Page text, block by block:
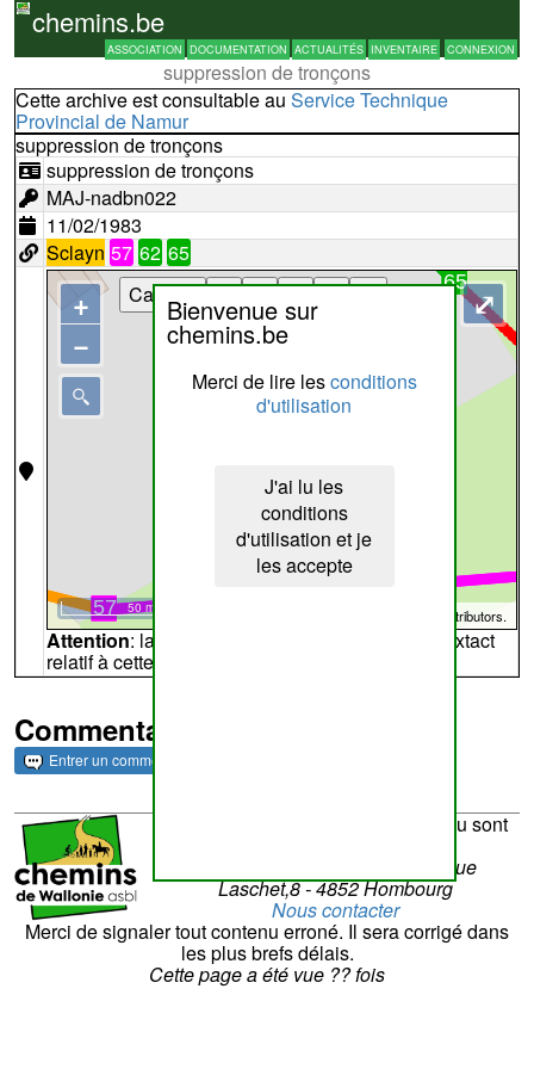
chemins.be
ASSOCIATION DOCUMENTATION ACTUALITÉS INVENTAIRE CONNEXION
suppression de tronçons
Bienvenue sur
chemins.be
Merci de lire lesconditions
d'utilisation
J'ai lu les
conditions
d'utilisation et je
les accepte
Cette archive est consultable au Service Technique
Provincial de Namur
suppression de tronçons
suppression de tronçons
MAJ-nadbn022
11/02/1983
Sclayn 57 62 65
contributors.
50 m
+
−
⤢
Cartes
Attention: la carte peut ne pas refléter l'endroit extact
relatif à cette archive
Commentaires et archives
Entrer un commentaire
La réalisation du site et son contenu sont
- Rue
Laschet,8 - 4852 Hombourg
Nous contacter
Merci de signaler tout contenu erroné. Il sera corrigé dans
les plus brefs délais.
Cette page a été vue ??fois